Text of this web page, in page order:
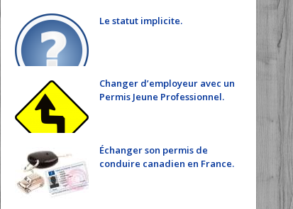
Le statut implicite.
Changer d’employeur avec un
Permis Jeune Professionnel.
Échanger son permis de
conduire canadien en France.